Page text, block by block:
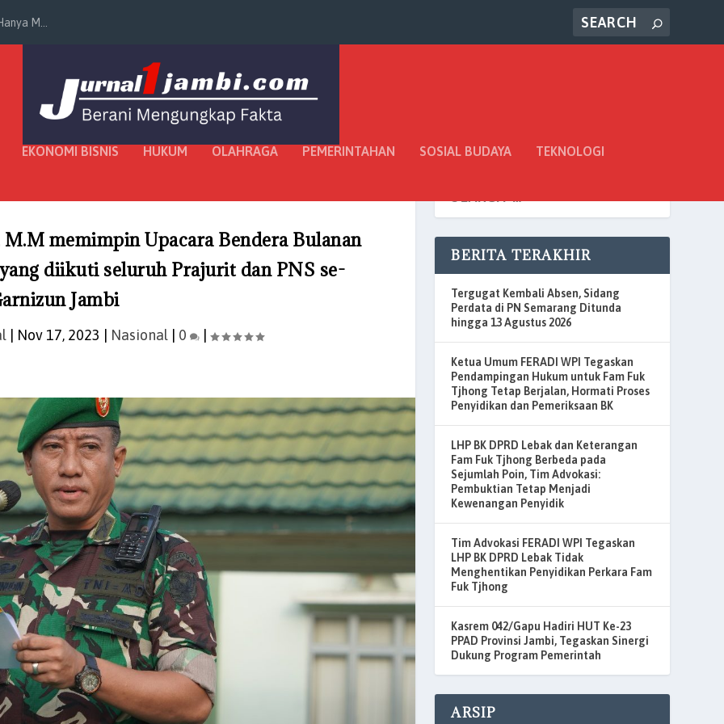
M...
EKONOMI BISNIS HUKUM OLAHRAGA PEMERINTAHAN SOSIAL BUDAYA TEKNOLOGI
memimpin Upacara Bendera Bulanan
diikuti seluruh Prajurit dan PNS se-
Jambi
Nov 17, 2023 Nasional 0 |
BERITA TERAKHIR
Tergugat Kembali Absen, Sidang
Perdata di PN Semarang Ditunda
hingga 13 Agustus 2026
Ketua Umum FERADI WPI Tegaskan
Pendampingan Hukum untuk Fam Fuk
Tjhong Tetap Berjalan, Hormati Proses
Penyidikan dan Pemeriksaan BK
LHP BK DPRD Lebak dan Keterangan
Fam Fuk Tjhong Berbeda pada
Sejumlah Poin, Tim Advokasi:
Pembuktian Tetap Menjadi
Kewenangan Penyidik
Tim Advokasi FERADI WPI Tegaskan
LHP BK DPRD Lebak Tidak
Menghentikan Penyidikan Perkara Fam
Fuk Tjhong
Kasrem 042/Gapu Hadiri HUT Ke-23
PPAD Provinsi Jambi, Tegaskan Sinergi
Dukung Program Pemerintah
ARSIP